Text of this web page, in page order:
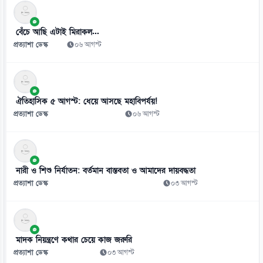
৪১ বছরের ইতিহাসে প্রথমবার সৌদি তেল আমদানি বন্ধ যুক্তরাষ্ট্রের
০৭ আগস্ট
বেঁচে আছি এটাই মিরাকল...
প্রত্যাশা ডেস্ক ০৬ আগস্ট
ঐতিহাসিক ৫ আগস্ট: ধেয়ে আসছে মহাবিপর্যয়!
প্রত্যাশা ডেস্ক ০৬ আগস্ট
নারী ও শিশু নির্যাতন: বর্তমান বাস্তবতা ও আমাদের দায়বদ্ধতা
প্রত্যাশা ডেস্ক ০৩ আগস্ট
মাদক নিয়ন্ত্রণে কথার চেয়ে কাজ জরুরি
প্রত্যাশা ডেস্ক ০৩ আগস্ট